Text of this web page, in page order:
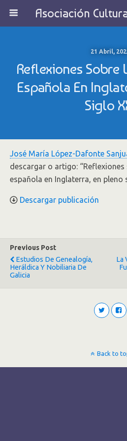
21 Abril,
Reflexiones Sobre
Española En
Siglo
José María López-Dafonte
descargar o artigo: “Reflexiones
española en Inglaterra, en pleno
Descargar publicación
Previous Post
Estudios De Genealogía,
Heráldica Y Nobiliaria De
Galicia
La
Back to